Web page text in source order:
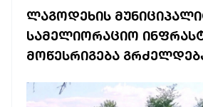
ᲚᲐᲒᲝᲓᲔᲮᲘᲡ
ᲡᲐᲛᲔᲚᲘᲝᲠᲐᲪᲘᲝ
ᲛᲝᲬᲔᲡᲠᲘᲒᲔᲑᲐ